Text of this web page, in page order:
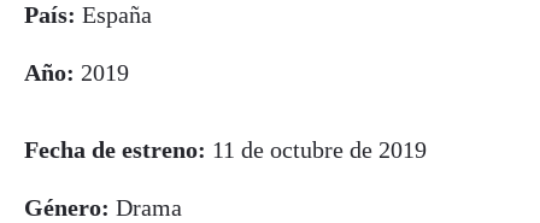
País: España
Año: 2019
Fecha de estreno: 11 de octubre de 2019
Género: Drama